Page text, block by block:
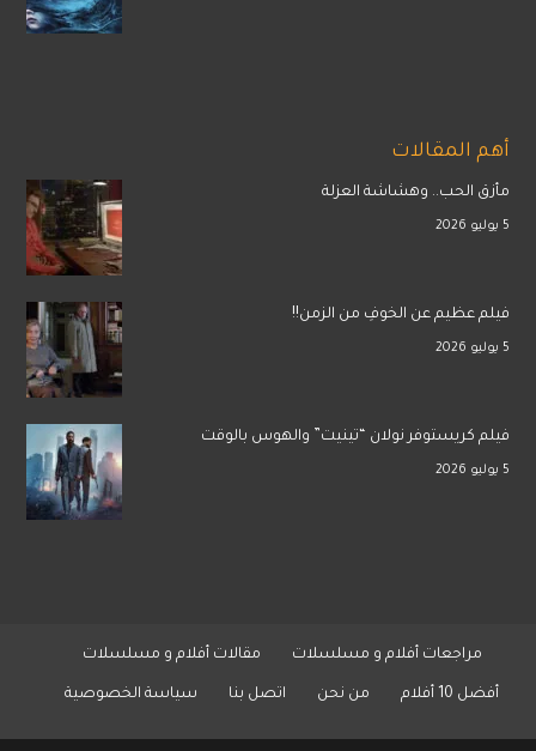
أهم المقالات
مأزق الحب.. وهشاشة العزلة
5 يوليو 2026
فيلم عظيم عن الخوفِ من الزمن!!
5 يوليو 2026
فيلم كريستوفر نولان “تينيت” والهوس بالوقت
5 يوليو 2026
مراجعات أفلام و مسلسلات مقالات أفلام و مسلسلات
أفضل 10 أفلام من نحن اتصل بنا سياسة الخصوصية